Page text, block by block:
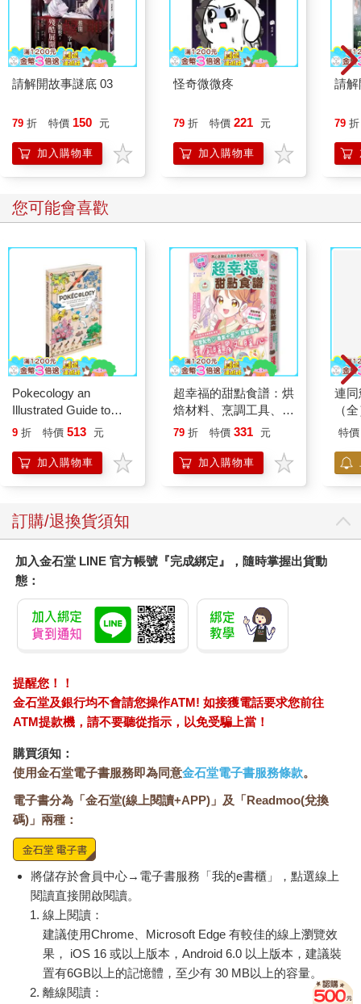
請解開故事謎底 03
79 折 特價 150 元
加入購物車
怪奇微微疼
79 折 特價 221 元
加入購物車
請解
79 折
您可能會喜歡
Pokecology an
Illustrated Guide to
Pokemon Ecology
Press)
9 折 特價 513 元
加入購物車
超幸福的甜點食譜：烘
焙材料、烹調工具、可
愛配色【閃亮女孩6】
79 折 特價 331 元
加入購物車
連
（
特價
訂購/退換貨須知
加入金石堂 LINE 官方帳號『完成綁定』，隨時掌握出貨動
態：
提醒您！！
金石堂及銀行均不會請您操作ATM! 如接獲電話要求您前往
ATM提款機，請不要聽從指示，以免受騙上當！
購買須知：
使用金石堂電子書服務即為同意金石堂電子書服務條款。
電子書分為「金石堂(線上閱讀+APP)」及「Readmoo(兌換
碼)」兩種：
將儲存於會員中心→電子書服務「我的e書櫃」，點選線上
閱讀直接開啟閱讀。
線上閱讀：
建議使用Chrome、Microsoft Edge 有較佳的線上瀏覽效
果， iOS 16 或以上版本，Android 6.0 以上版本，建議裝
置有6GB以上的記憶體，至少有 30 MB以上的容量。
離線閱讀：